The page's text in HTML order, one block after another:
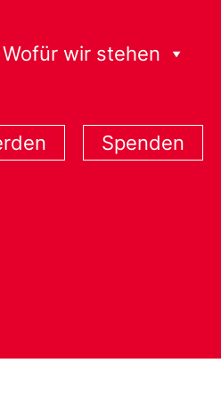
Wofür wir stehen
Spenden